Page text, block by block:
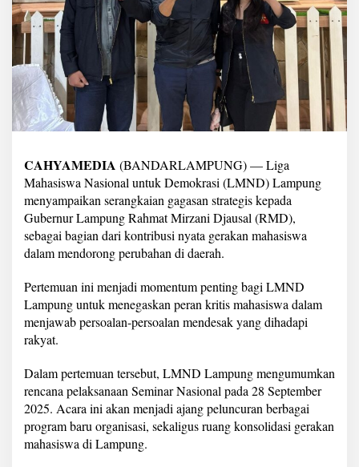
s
n
S
t
r
a
t
e
s
k
e
e
r
n
u
M
CAHYAMEDIA (BANDARLAMPUNG) — Liga
Mahasiswa Nasional untuk Demokrasi (LMND) Lampung
menyampaikan serangkaian gagasan strategis kepada
Gubernur Lampung Rahmat Mirzani Djausal (RMD),
sebagai bagian dari kontribusi nyata gerakan mahasiswa
dalam mendorong perubahan di daerah.
Pertemuan ini menjadi momentum penting bagi LMND
Lampung untuk menegaskan peran kritis mahasiswa dalam
menjawab persoalan-persoalan mendesak yang dihadapi
rakyat.
Dalam pertemuan tersebut, LMND Lampung mengumumkan
rencana pelaksanaan Seminar Nasional pada 28 September
2025. Acara ini akan menjadi ajang peluncuran berbagai
program baru organisasi, sekaligus ruang konsolidasi gerakan
mahasiswa di Lampung.